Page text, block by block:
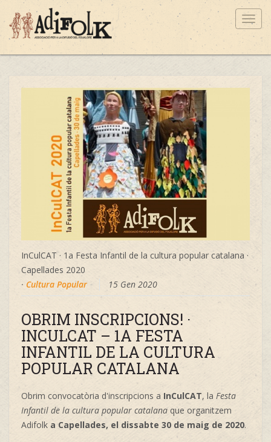
InCulCAT · 1a Festa Infantil de la cultura popular catalana ·
Capellades 2020
· Cultura Popular 15 Gen 2020
OBRIM INSCRIPCIONS! ·
INCULCAT – 1A FESTA
INFANTIL DE LA CULTURA
POPULAR CATALANA
Obrim convocatòria d'inscripcions a InCulCAT, la Festa
Infantil de la cultura popular catalana que organitzem
Adifolk a Capellades, el dissabte 30 de maig de 2020.